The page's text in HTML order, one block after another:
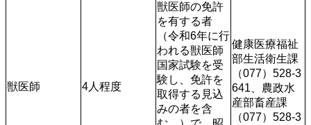
獣医師 4人程度
獣医師の免許
を有する者
（令和6年に行
われる獣医師
国家試験を受
験し、免許を
取得する見込
みの者を含
健康医療福祉
部生活衛生課
（077）528-3
641、農政水
産部畜産課
（077）528-3